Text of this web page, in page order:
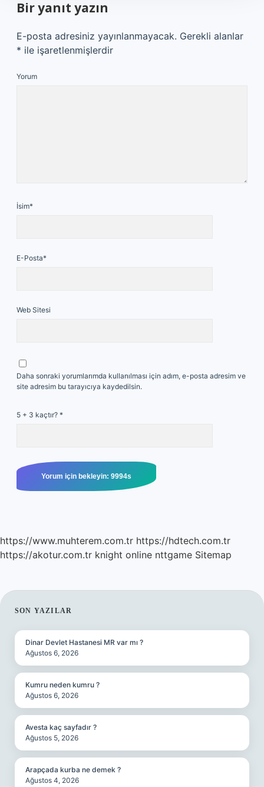
Bir yanıt yazın
E-posta adresiniz yayınlanmayacak. Gerekli alanlar
* ile işaretlenmişlerdir
Yorum
İsim*
E-Posta*
Web Sitesi
Daha sonraki yorumlarımda kullanılması için adım, e-posta adresim ve
site adresim bu tarayıcıya kaydedilsin.
5 + 3 kaçtır? *
https://www.muhterem.com.tr https://hdtech.com.tr
https://akotur.com.tr knight online nttgame Sitemap
SIDEBAR
SON YAZILAR
Dinar Devlet Hastanesi MR var mı ?
Ağustos 6, 2026
Kumru neden kumru ?
Ağustos 6, 2026
Avesta kaç sayfadır ?
Ağustos 5, 2026
Arapçada kurba ne demek ?
Ağustos 4, 2026